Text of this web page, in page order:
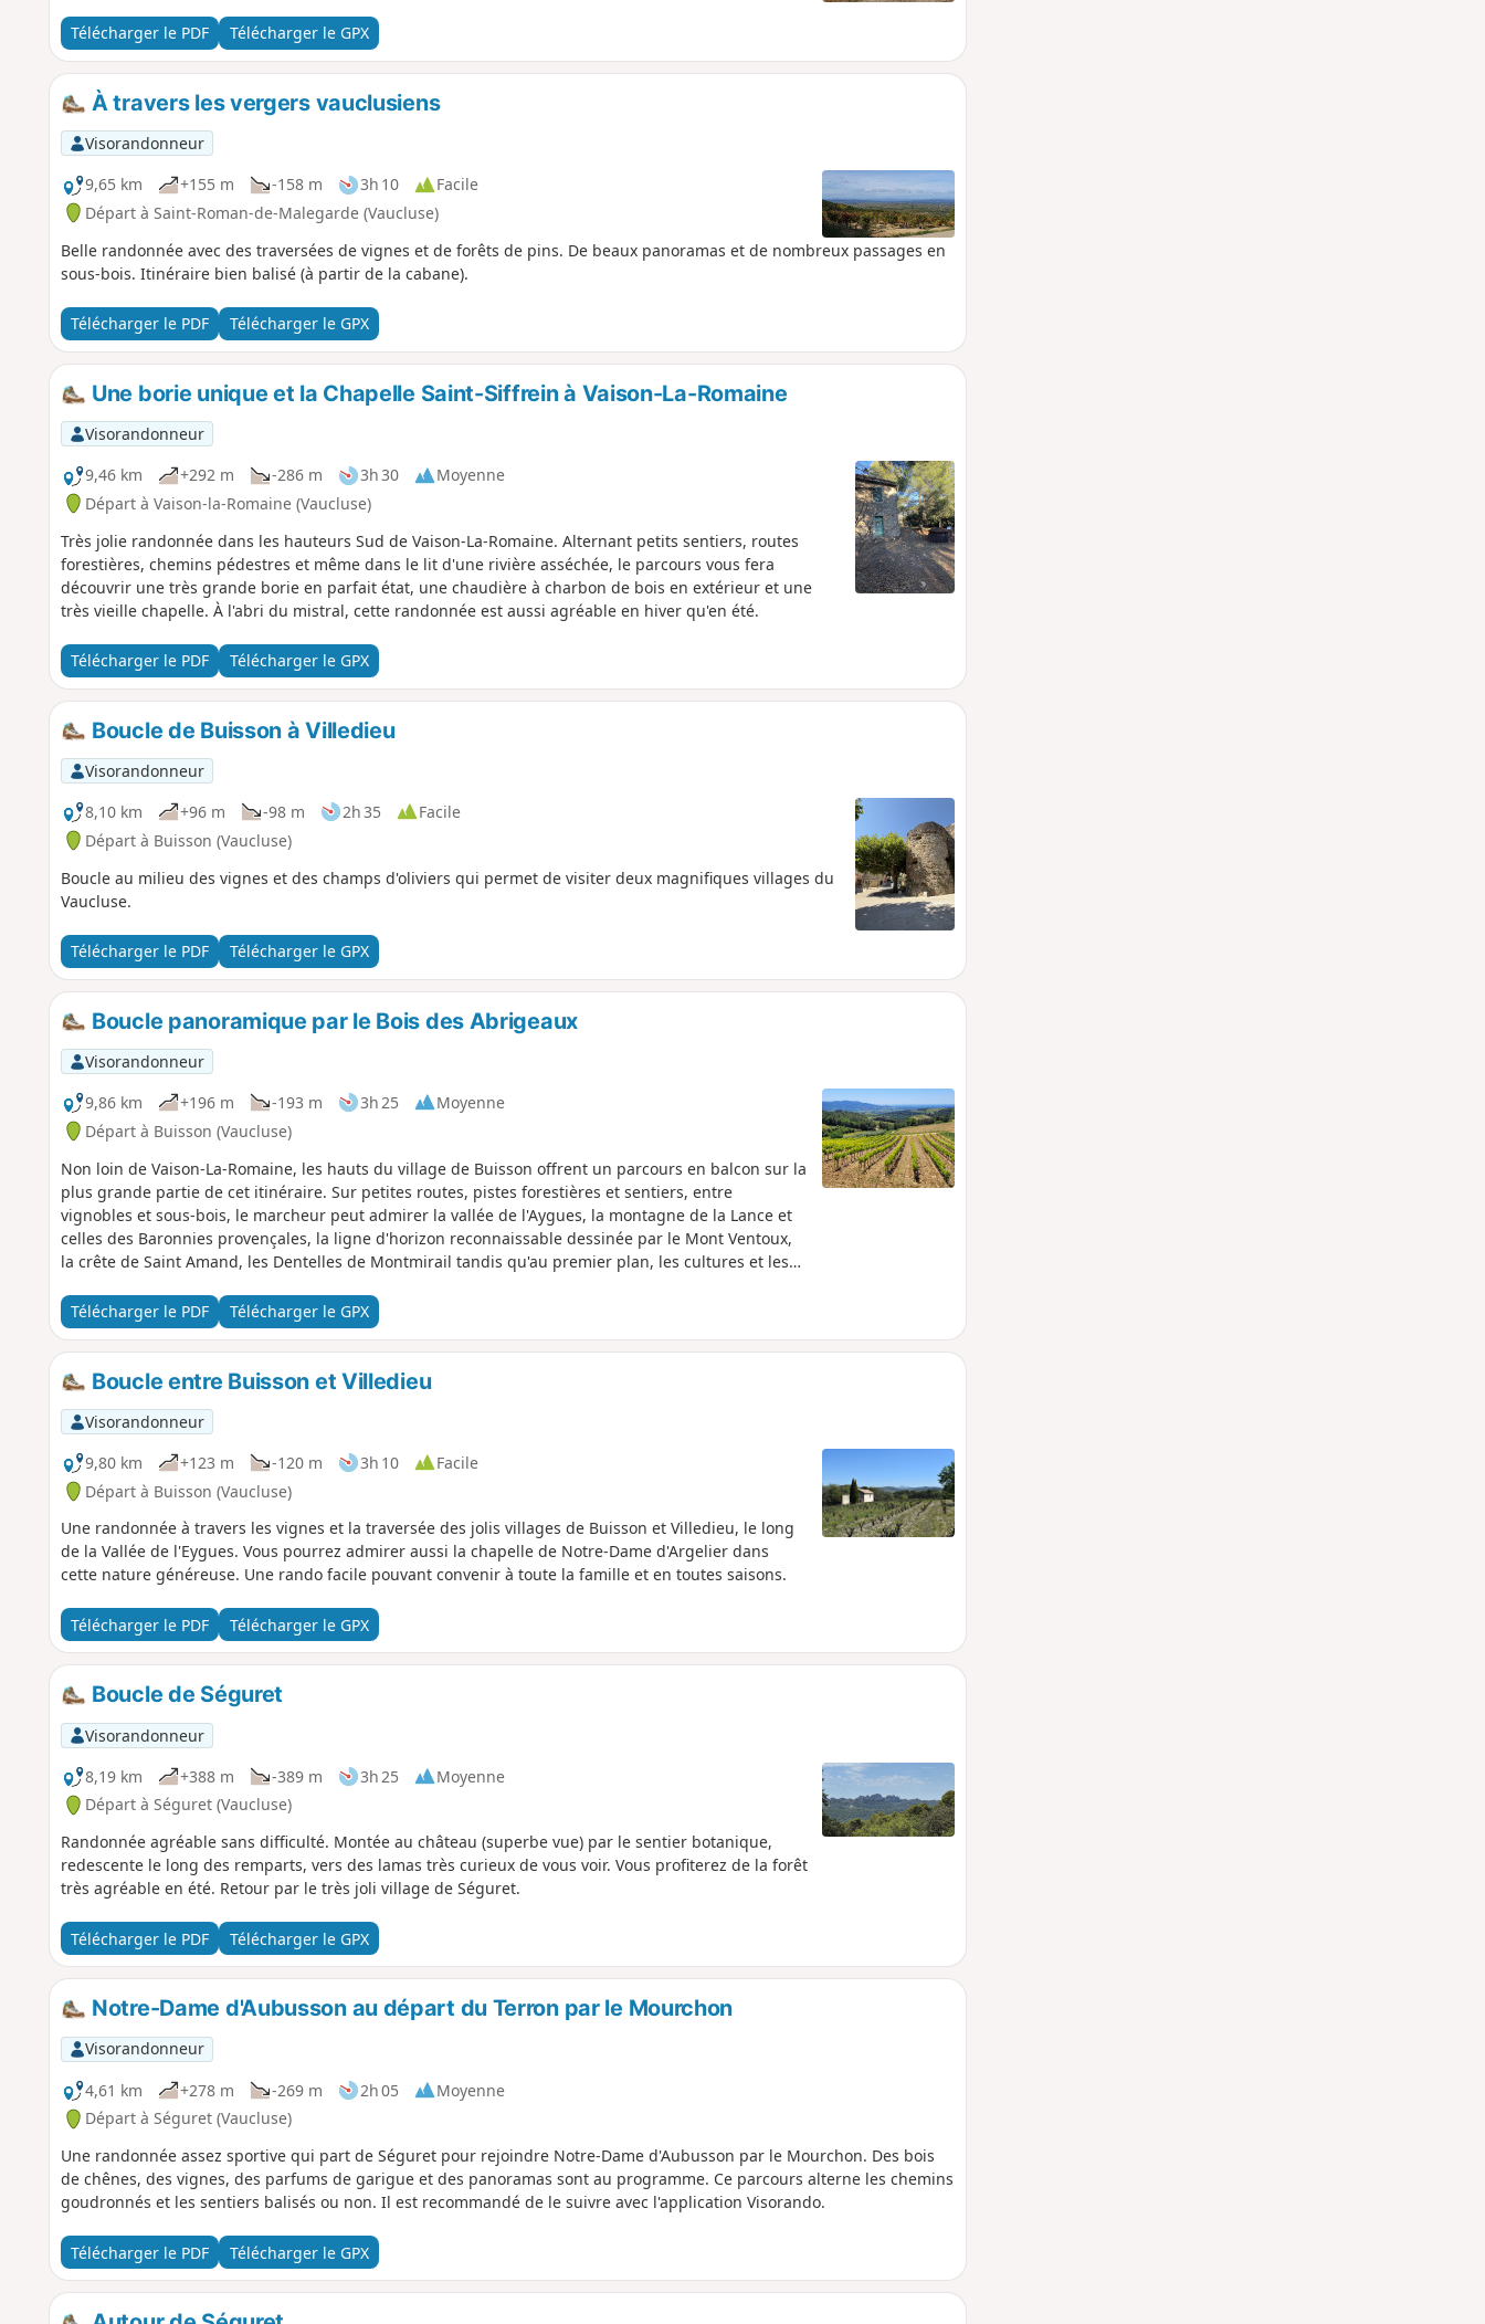
Télécharger le PDF Télécharger le GPX
À travers les vergers vauclusiens
Visorandonneur
9,65 km
+155 m -158 m 3h 10
Facile
Départ à Saint-Roman-de-Malegarde (Vaucluse)
Belle randonnée avec des traversées de vignes et de forêts de pins. De beaux panoramas et de nombreux passages en
sous-bois. Itinéraire bien balisé (à partir de la cabane).
Télécharger le PDF Télécharger le GPX
Une borie unique et la Chapelle Saint-Siffrein à Vaison-La-Romaine
Visorandonneur
9,46 km
+292 m -286 m 3h 30
Moyenne
Départ à Vaison-la-Romaine (Vaucluse)
Très jolie randonnée dans les hauteurs Sud de Vaison-La-Romaine. Alternant petits sentiers, routes
forestières, chemins pédestres et même dans le lit d'une rivière asséchée, le parcours vous fera
découvrir une très grande borie en parfait état, une chaudière à charbon de bois en extérieur et une
très vieille chapelle. À l'abri du mistral, cette randonnée est aussi agréable en hiver qu'en été.
Télécharger le PDF Télécharger le GPX
Boucle de Buisson à Villedieu
Visorandonneur
8,10 km
+96 m -98 m 2h 35
Facile
Départ à Buisson (Vaucluse)
Boucle au milieu des vignes et des champs d'oliviers qui permet de visiter deux magnifiques villages du
Vaucluse.
Télécharger le PDF Télécharger le GPX
Boucle panoramique par le Bois des Abrigeaux
Visorandonneur
9,86 km
+196 m -193 m 3h 25
Moyenne
Départ à Buisson (Vaucluse)
Non loin de Vaison-La-Romaine, les hauts du village de Buisson offrent un parcours en balcon sur la
plus grande partie de cet itinéraire. Sur petites routes, pistes forestières et sentiers, entre
vignobles et sous-bois, le marcheur peut admirer la vallée de l'Aygues, la montagne de la Lance et
celles des Baronnies provençales, la ligne d'horizon reconnaissable dessinée par le Mont Ventoux,
la crête de Saint Amand, les Dentelles de Montmirail tandis qu'au premier plan, les cultures et les
Télécharger le PDF
Télécharger le GPX
Boucle entre Buisson et Villedieu
Visorandonneur
9,80 km
+123 m -120 m 3h 10
Facile
Départ à Buisson (Vaucluse)
Une randonnée à travers les vignes et la traversée des jolis villages de Buisson et Villedieu, le long
de la Vallée de l'Eygues. Vous pourrez admirer aussi la chapelle de Notre-Dame d'Argelier dans
cette nature généreuse. Une rando facile pouvant convenir à toute la famille et en toutes saisons.
Télécharger le PDF Télécharger le GPX
Boucle de Séguret
Visorandonneur
8,19 km
+388 m -389 m 3h 25
Moyenne
Départ à Séguret (Vaucluse)
Randonnée agréable sans difficulté. Montée au château (superbe vue) par le sentier botanique,
redescente le long des remparts, vers des lamas très curieux de vous voir. Vous profiterez de la forêt
très agréable en été. Retour par le très joli village de Séguret.
Télécharger le PDF Télécharger le GPX
Notre-Dame d'Aubusson au départ du Terron par le Mourchon
Visorandonneur
4,61 km
+278 m -269 m 2h 05
Moyenne
Départ à Séguret (Vaucluse)
Une randonnée assez sportive qui part de Séguret pour rejoindre Notre-Dame d'Aubusson par le Mourchon. Des bois
de chênes, des vignes, des parfums de garigue et des panoramas sont au programme. Ce parcours alterne les chemins
goudronnés et les sentiers balisés ou non. Il est recommandé de le suivre avec l'application Visorando.
Télécharger le PDF Télécharger le GPX